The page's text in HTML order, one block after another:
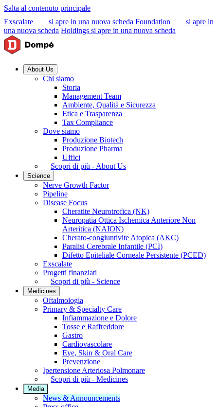
Salta al contenuto principale
Exscalate
si apre in una nuova scheda Foundation
si apre in
una nuova scheda Holdings si apre in una nuova scheda
About Us
Chi siamo
Storia
Management Team
Ambiente, Qualità e Sicurezza
Etica e Trasparenza
Tax Compliance
Dove siamo
Produzione Biotech
Produzione Pharma
Uffici
Scopri di più - About Us
Science
Nerve Growth Factor
Pipeline
Disease Focus
Cheratite Neurotrofica (NK)
Neuropatia Ottica Ischemica Anteriore Non
Arteritica (NAION)
Cherato-congiuntivite Atopica (AKC)
Paralisi Cerebrale Infantile (PCI)
Difetto Epiteliale Corneale Persistente (PCED)
Exscalate
Progetti finanziati
Scopri di più - Science
Medicines
Oftalmologia
Primary & Specialty Care
Infiammazione e Dolore
Tosse e Raffreddore
Gastro
Cardiovascolare
Eye, Skin & Oral Care
Prevenzione
Ipertensione Arteriosa Polmonare
Scopri di più - Medicines
Media
News & Announcements